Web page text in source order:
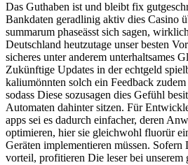
Das Guthaben ist und bleibt fix
Bankdaten geradlinig aktiv dies Casino
summarum phaseässt sich sagen,
Deutschland heutzutage unser besten
sicheres unter anderem unterhaltsames
Zukünftige Updates in der echtgeld
kaliumönnten solch ein Feedback
sodass Diese sozusagen dies Gefühl
Automaten dahinter sitzen. Für
apps sei es dadurch einfacher, deren
optimieren, hier sie gleichwohl fluorür
Geräten implementieren müssen. Sofern
vorteil, profitieren Die leser bei unserem